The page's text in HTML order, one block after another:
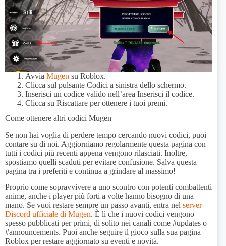
Avvia Mugen su Roblox.
Clicca sul pulsante Codici a sinistra dello schermo.
Inserisci un codice valido nell’area Inserisci il codice.
Clicca su Riscattare per ottenere i tuoi premi.
Come ottenere altri codici Mugen
Se non hai voglia di perdere tempo cercando nuovi codici, puoi
contare su di noi. Aggiorniamo regolarmente questa pagina con
tutti i codici più recenti appena vengono rilasciati. Inoltre,
spostiamo quelli scaduti per evitare confusione. Salva questa
pagina tra i preferiti e continua a grindare al massimo!
Proprio come sopravvivere a uno scontro con potenti combattenti
anime, anche i player più forti a volte hanno bisogno di una
mano. Se vuoi restare sempre un passo avanti, entra nel server
Discord ufficiale di Mugen. È lì che i nuovi codici vengono
spesso pubblicati per primi, di solito nei canali come #updates o
#announcements. Puoi anche seguire il gioco sulla sua pagina
Roblox per restare aggiornato su eventi e novità.